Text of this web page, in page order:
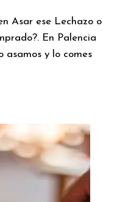
Asar ese Lechazo o
En Palencia
y lo comes